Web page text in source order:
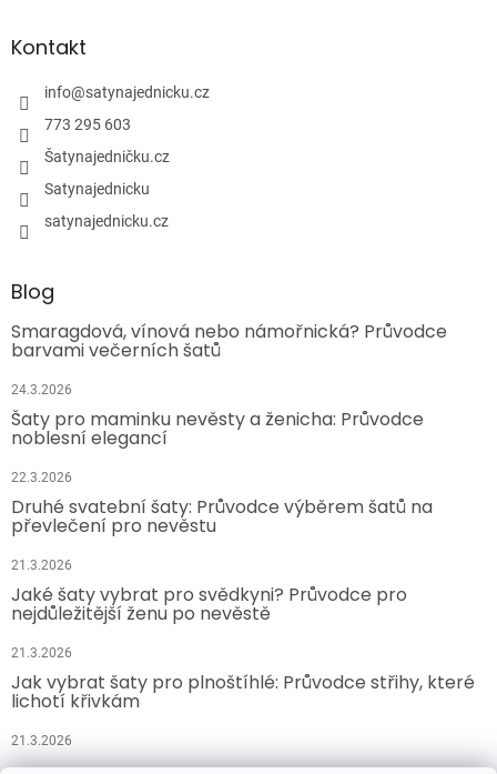
Kontakt
info@satynajednicku.cz
773 295 603
Šatynajedničku.cz
Satynajednicku
satynajednicku.cz
Blog
Smaragdová, vínová nebo námořnická? Průvodce
barvami večerních šatů
24.3.2026
Šaty pro maminku nevěsty a ženicha: Průvodce
noblesní elegancí
22.3.2026
Druhé svatební šaty: Průvodce výběrem šatů na
převlečení pro nevěstu
21.3.2026
Jaké šaty vybrat pro svědkyni? Průvodce pro
nejdůležitější ženu po nevěstě
21.3.2026
Jak vybrat šaty pro plnoštíhlé: Průvodce střihy, které
lichotí křivkám
21.3.2026